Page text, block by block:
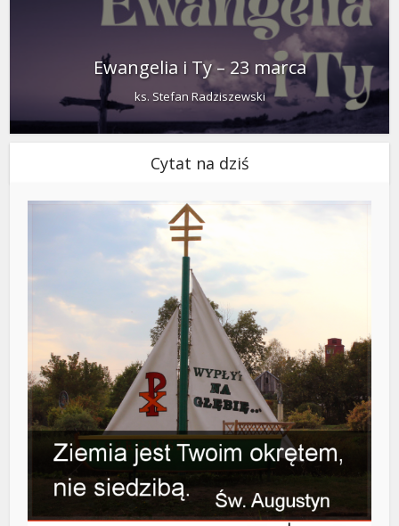
Ewangelia i Ty – 23 marca
ks. Stefan Radziszewski
Cytat na dziś